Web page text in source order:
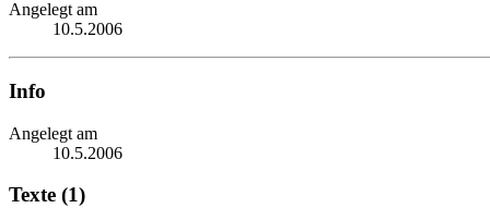
Angelegt am
10.5.2006
Info
Angelegt am
10.5.2006
Texte (1)